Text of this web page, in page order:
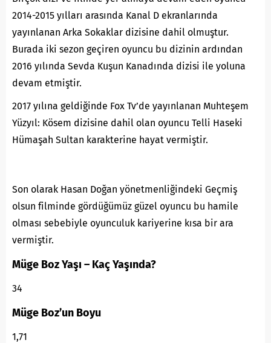
2014-2015 yılları arasında Kanal D ekranlarında
yayınlanan Arka Sokaklar dizisine dahil olmuştur.
Burada iki sezon geçiren oyuncu bu dizinin ardından
2016 yılında Sevda Kuşun Kanadında dizisi ile yoluna
devam etmiştir.
2017 yılına geldiğinde Fox Tv’de yayınlanan Muhteşem
Yüzyıl: Kösem dizisine dahil olan oyuncu Telli Haseki
Hümaşah Sultan karakterine hayat vermiştir.
Son olarak Hasan Doğan yönetmenliğindeki Geçmiş
olsun filminde gördüğümüz güzel oyuncu bu hamile
olması sebebiyle oyunculuk kariyerine kısa bir ara
vermiştir.
Müge Boz Yaşı – Kaç Yaşında?
34
Müge Boz’un Boyu
1,71